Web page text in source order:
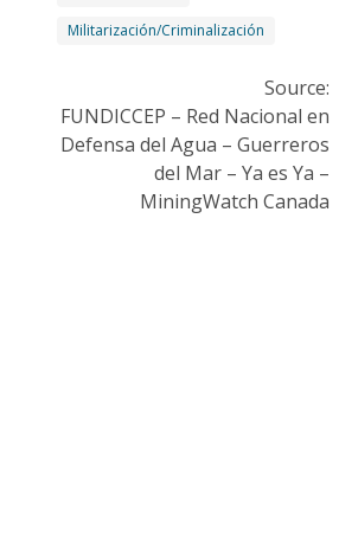
Militarización/Criminalización
Source:
FUNDICCEP – Red Nacional en
Defensa del Agua – Guerreros
del Mar – Ya es Ya –
MiningWatch Canada